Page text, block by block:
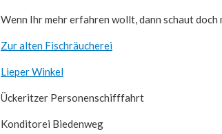
Wenn Ihr mehr erfahren wollt, dann schaut
Zur alten Fischräucherei
Lieper Winkel
Ückeritzer Personenschifffahrt
Konditorei Biedenweg